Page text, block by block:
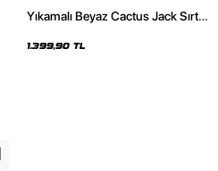
Yıkamalı Beyaz Cactus Jack Sırt
1.399,90 TL